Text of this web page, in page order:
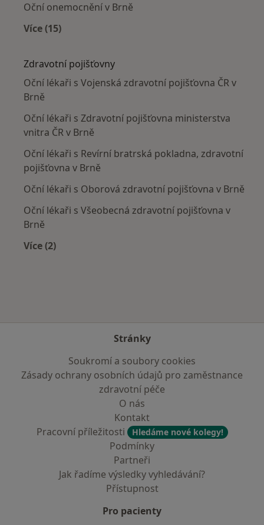
Oční onemocnění v Brně
Více (15)
Zdravotní pojišťovny
Oční lékaři s Vojenská zdravotní pojišťovna ČR v
Brně
Oční lékaři s Zdravotní pojišťovna ministerstva
vnitra ČR v Brně
Oční lékaři s Revírní bratrská pokladna, zdravotní
pojišťovna v Brně
Oční lékaři s Oborová zdravotní pojišťovna v Brně
Oční lékaři s Všeobecná zdravotní pojišťovna v
Brně
Více (2)
Stránky
Soukromí a soubory cookies
Zásady ochrany osobních údajů pro zaměstnance
zdravotní péče
O nás
Kontakt
Pracovní příležitosti
Hledáme nové kolegy!
Podmínky
Partneři
Jak řadíme výsledky vyhledávání?
Přístupnost
Pro pacienty